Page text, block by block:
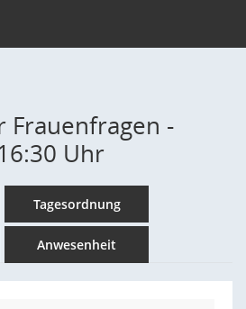
Frauenfragen -
Uhr
Tagesordnung
Anwesenheit